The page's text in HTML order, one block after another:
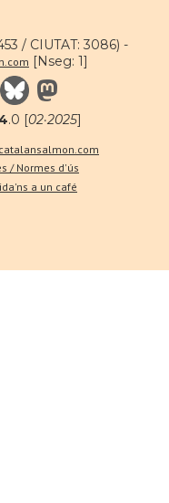
/ CIUTAT: 3086) -
[Nseg: 1]
.0 [02·2025]
/ Normes d'ús
a un café